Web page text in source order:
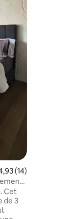
: 5 sur 5
moyenne
(14)
Cet
de 3